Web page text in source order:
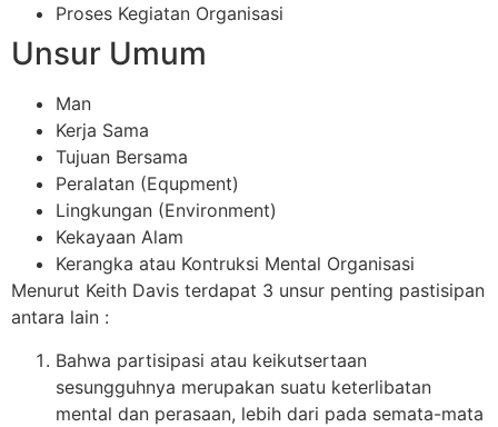
Proses Kegiatan Organisasi
Unsur Umum
Man
Kerja Sama
Tujuan Bersama
Peralatan (Equpment)
Lingkungan (Environment)
Kekayaan Alam
Kerangka atau Kontruksi Mental Organisasi
Menurut Keith Davis terdapat 3 unsur penting pastisipan
antara lain :
Bahwa partisipasi atau keikutsertaan
sesungguhnya merupakan suatu keterlibatan
mental dan perasaan, lebih dari pada semata-mata